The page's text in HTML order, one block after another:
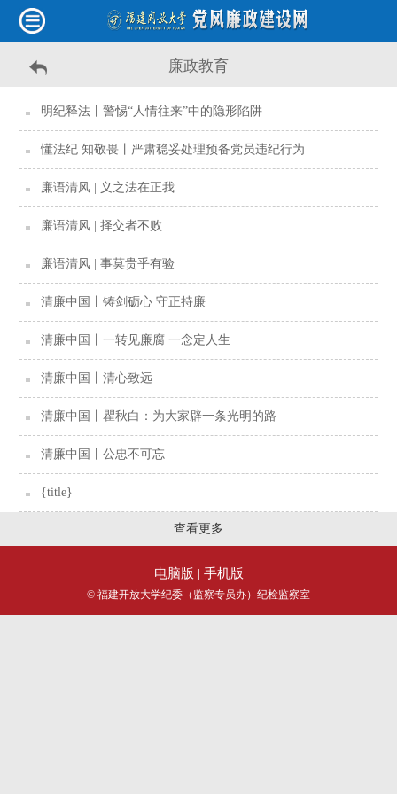
廉政教育
明纪释法丨警惕“人情往来”中的隐形陷阱
懂法纪 知敬畏丨严肃稳妥处理预备党员违纪行为
廉语清风 | 义之法在正我
廉语清风 | 择交者不败
廉语清风 | 事莫贵乎有验
清廉中国丨铸剑砺心 守正持廉
清廉中国丨一转见廉腐 一念定人生
清廉中国丨清心致远
清廉中国丨瞿秋白：为大家辟一条光明的路
清廉中国丨公忠不可忘
{title}
查看更多
电脑版 | 手机版
© 福建开放大学纪委（监察专员办）纪检监察室